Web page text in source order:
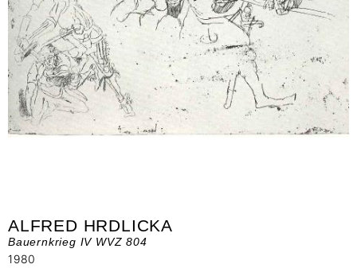
ALFRED HRDLICKA
Bauernkrieg IV WVZ 804
1980